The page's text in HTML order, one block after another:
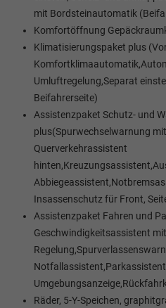
mit Bordsteinautomatik
Komfortöffnung
Klimatisierungspaket plus
Umluftregelung,Separat
Beifahrerseite)
Assistenzpaket Schutz- und
plus(Spurwechselwarnung
Querverkehrassistent
Insassenschutz für Front,
Assistenzpaket Fahren und
Geschwindigkeitsassistent
Räder, 5-Y-Speichen,